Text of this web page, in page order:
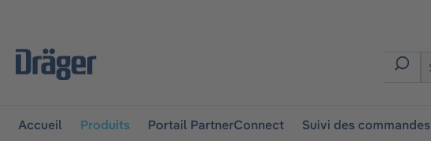
Accueil Produits Portail PartnerConnect Suivi des commandes